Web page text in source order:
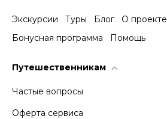
Экскурсии Туры Блог
О проекте
Бонусная программа
Помощь
Путешественникам
Частые вопросы
Оферта сервиса